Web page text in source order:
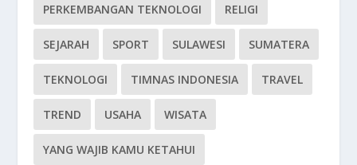
PERKEMBANGAN TEKNOLOGI RELIGI
SEJARAH SPORT SULAWESI SUMATERA
TEKNOLOGI TIMNAS INDONESIA TRAVEL
TREND USAHA WISATA
YANG WAJIB KAMU KETAHUI